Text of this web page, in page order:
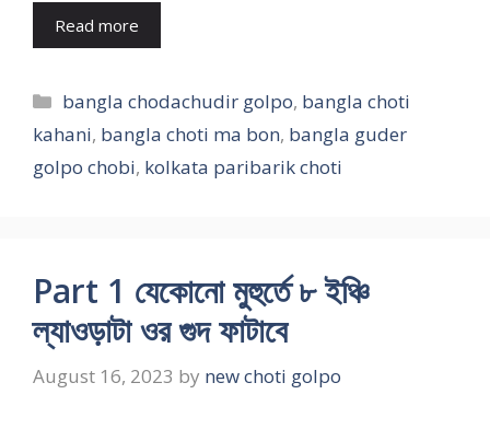
Read more
Categories
bangla chodachudir golpo, bangla choti
kahani, bangla choti ma bon, bangla guder
golpo chobi, kolkata paribarik choti
Part 1 যেকোনো মুহুর্তে ৮ ইঞ্চি
ল্যাওড়াটা ওর গুদ ফাটাবে
August 16, 2023 by new choti golpo